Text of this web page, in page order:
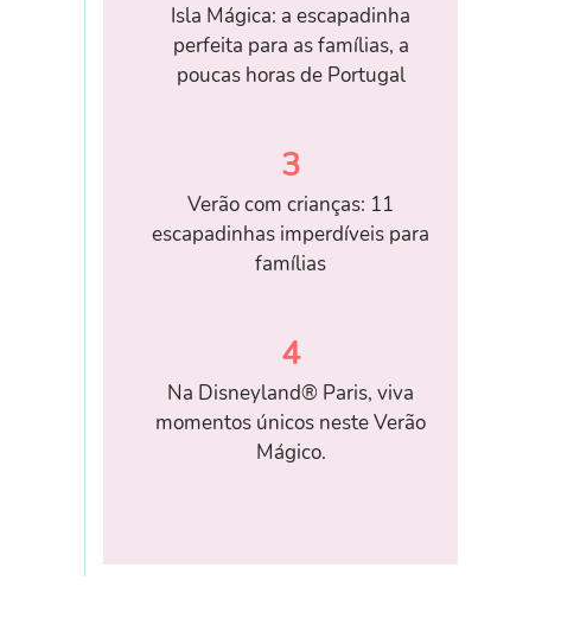
Isla Mágica: a escapadinha
perfeita para as famílias, a
poucas horas de Portugal
3
Verão com crianças: 11
escapadinhas imperdíveis para
famílias
4
Na Disneyland® Paris, viva
momentos únicos neste Verão
Mágico.